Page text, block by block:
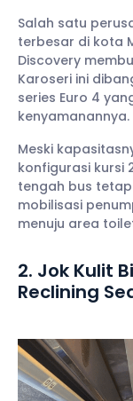
Salah satu
terbesar di kota
Discovery
Karoseri ini
series Euro 4
kenyamanannya.
Meski
konfigurasi kursi
tengah bus
mobilisasi
menuju area
2. Jok Kulit
Reclining